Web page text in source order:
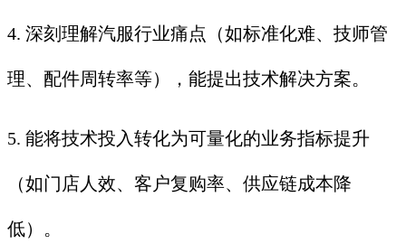
4. 深刻理解汽服行业痛点（如标准化难、技师管
理、配件周转率等），能提出技术解决方案。
5. 能将技术投入转化为可量化的业务指标提升
（如门店人效、客户复购率、供应链成本降
低）。